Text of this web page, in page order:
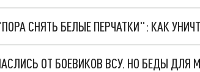
СНЯТЬ БЕЛЫЕ ПЕРЧАТКИ": КАК
ОТ БОЕВИКОВ ВСУ. НО БЕДЫ ДЛЯ